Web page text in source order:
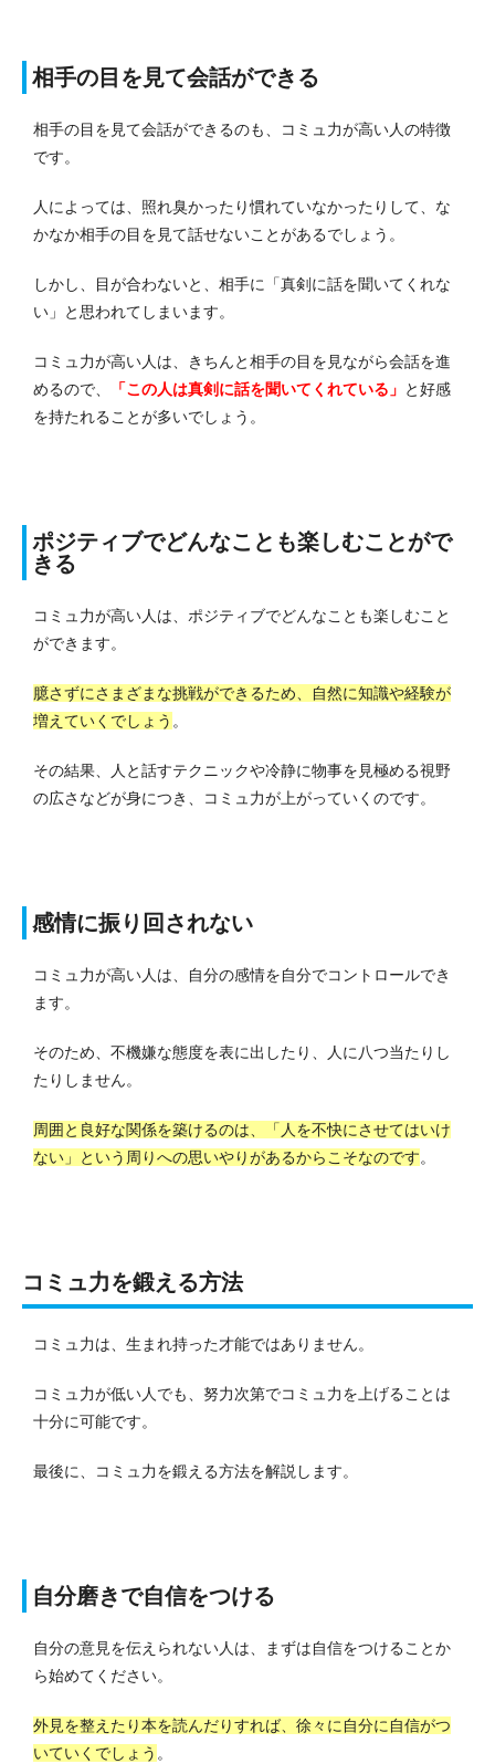
相手の目を見て会話ができる
相手の目を見て会話ができるのも、コミュ力が高い人の特徴
です。
人によっては、照れ臭かったり慣れていなかったりして、な
かなか相手の目を見て話せないことがあるでしょう。
しかし、目が合わないと、相手に「真剣に話を聞いてくれな
い」と思われてしまいます。
コミュ力が高い人は、きちんと相手の目を見ながら会話を進
めるので、
「この人は真剣に話を聞いてくれている」 と好感
を持たれることが多いでしょう。
ポジティブでどんなことも楽しむことがで
きる
コミュ力が高い人は、ポジティブでどんなことも楽しむこと
ができます。
臆さずにさまざまな挑戦ができるため、自然に知識や経験が
増えていくでしょう 。
その結果、人と話すテクニックや冷静に物事を見極める視野
の広さなどが身につき、コミュ力が上がっていくのです。
感情に振り回されない
コミュ力が高い人は、自分の感情を自分でコントロールでき
ます。
そのため、不機嫌な態度を表に出したり、人に八つ当たりし
たりしません。
周囲と良好な関係を築けるのは、「人を不快にさせてはいけ
ない」という周りへの思いやりがあるからこそなのです。
コミュ力を鍛える方法
コミュ力は、生まれ持った才能ではありません。
コミュ力が低い人でも、努力次第でコミュ力を上げることは
十分に可能です。
最後に、コミュ力を鍛える方法を解説します。
自分磨きで自信をつける
自分の意見を伝えられない人は、まずは自信をつけることか
ら始めてください。
外見を整えたり本を読んだりすれば、徐々に自分に自信がつ
いていくでしょう 。